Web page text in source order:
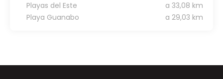
Playas del Este
a 33,08 km
Playa Guanabo
a 29,03 km